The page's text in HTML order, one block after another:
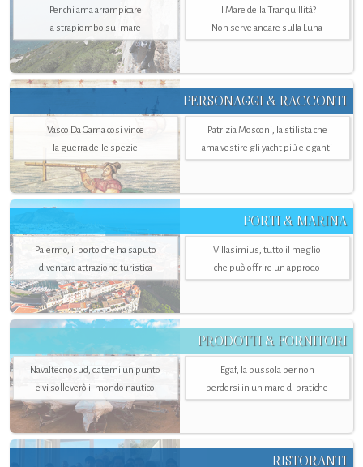
Per chi ama arrampicare
a strapiombo sul mare
Il Mare della Tranquillità?
Non serve andare sulla Luna
PERSONAGGI & RACCONTI
Vasco Da Gama così vince
la guerra delle spezie
Patrizia Mosconi, la stilista che
ama vestire gli yacht più eleganti
PORTI & MARINA
Palermo, il porto che ha saputo
diventare attrazione turistica
Villasimius, tutto il meglio
che può offrire un approdo
PRODOTTI & FORNITORI
Navaltecnosud, datemi un punto
e vi solleverò il mondo nautico
Egaf, la bussola per non
perdersi in un mare di pratiche
RISTORANTI